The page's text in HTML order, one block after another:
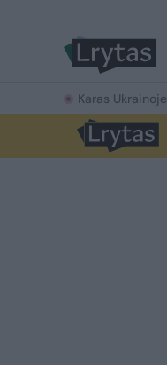
Karas Ukrainoje